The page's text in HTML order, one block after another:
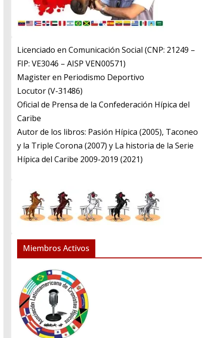
Licenciado en Comunicación Social (CNP: 21249 –
FIP: VE3046 – AISP VEN00571)
​Magister en Periodismo Deportivo
​Locutor (V-31486)
​Oficial de Prensa de la Confederación Hípica del
Caribe
​Autor de los libros: Pasión Hípica (2005), Taconeo
y la Triple Corona (2007) y La historia de la Serie
Hípica del Caribe 2009-2019 (2021)
Miembros Activos